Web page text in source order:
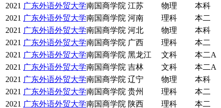
2021 广东外语外贸大学南国商学院 江苏 物理
本科
2021 广东外语外贸大学南国商学院 河南 理科
本二
2021 广东外语外贸大学南国商学院 河北 物理
本科
2021 广东外语外贸大学南国商学院 广西 理科
本二
2021 广东外语外贸大学南国商学院 黑龙江 文科
本二A
2021 广东外语外贸大学南国商学院 吉林 文科
本二A
2021 广东外语外贸大学南国商学院 辽宁 物理
本科
2021 广东外语外贸大学南国商学院 贵州 理科
本二
2021 广东外语外贸大学南国商学院 陕西 理科 本二